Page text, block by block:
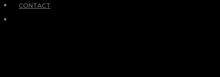
CONTACT